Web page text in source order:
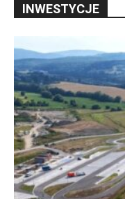
INWESTYCJE